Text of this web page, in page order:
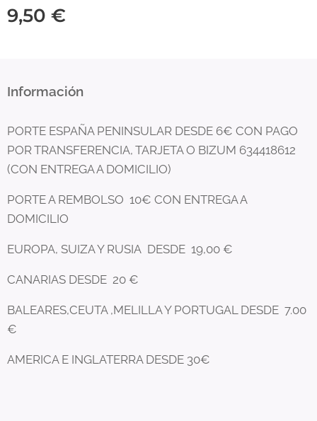
9,50 €
Información
PORTE ESPAÑA PENINSULAR DESDE 6€ CON PAGO
POR TRANSFERENCIA, TARJETA O BIZUM 634418612
(CON ENTREGA A DOMICILIO)
PORTE A REMBOLSO 10€ CON ENTREGA A
DOMICILIO
EUROPA, SUIZA Y RUSIA DESDE 19,00 €
CANARIAS DESDE 20 €
BALEARES,CEUTA ,MELILLA Y PORTUGAL DESDE 7.00
€
AMERICA E INGLATERRA DESDE 30€